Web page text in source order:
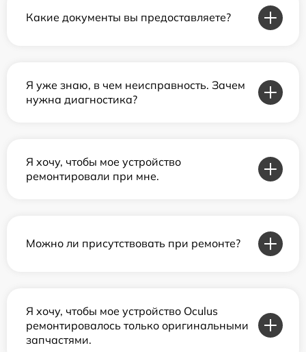
Какие документы вы предоставляете?
Я уже знаю, в чем неисправность. Зачем
нужна диагностика?
Я хочу, чтобы мое устройство
ремонтировали при мне.
Можно ли присутствовать при ремонте?
Я хочу, чтобы мое устройство Oculus
ремонтировалось только оригинальными
запчастями.